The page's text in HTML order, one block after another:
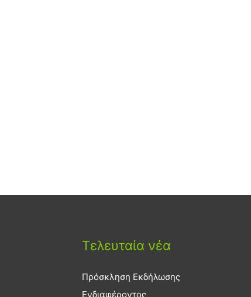
Τελευταία νέα
Πρόσκληση Εκδήλωσης
Ενδιαφέροντος